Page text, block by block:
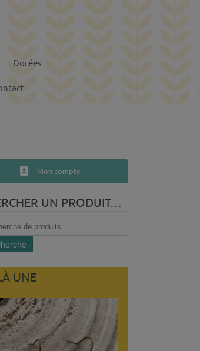
Dorées
Mon compte
UN PRODUIT…
UNE